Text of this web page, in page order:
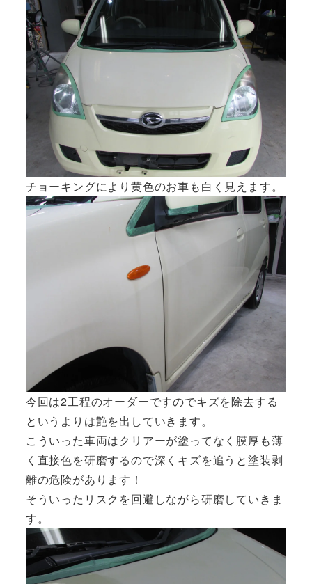
チョーキングにより黄色のお車も白く見えます。
今回は2工程のオーダーですのでキズを除去する
というよりは艶を出していきます。
こういった車両はクリアーが塗ってなく膜厚も薄
く直接色を研磨するので深くキズを追うと塗装剥
離の危険があります！
そういったリスクを回避しながら研磨していきま
す。